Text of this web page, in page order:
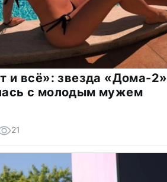
и всё»: звезда «Дома-2»
с молодым мужем
21